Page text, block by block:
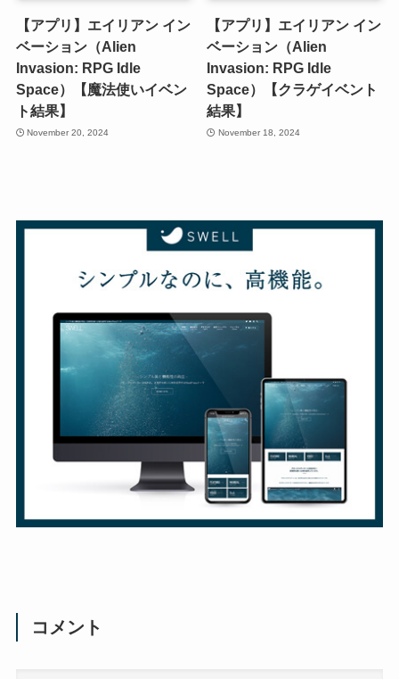
【アプリ】エイリアン イン
ベーション（Alien
Invasion: RPG Idle
Space）【魔法使いイベン
ト結果】
November 20, 2024
【アプリ】エイリアン イン
ベーション（Alien
Invasion: RPG Idle
Space）【クラゲイベント
結果】
November 18, 2024
コメント